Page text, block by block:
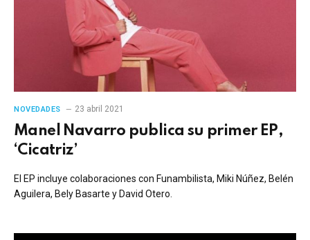
NOVEDADES 23 abril 2021
Manel Navarro publica su primer EP,
‘Cicatriz’
El EP incluye colaboraciones con Funambilista, Miki Núñez, Belén
Aguilera, Bely Basarte y David Otero.